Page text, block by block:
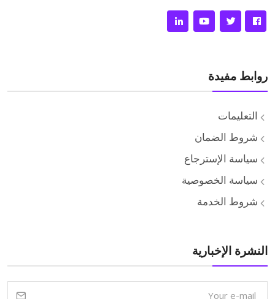
روابط مفيدة
التعليمات
شروط الضمان
سياسة الإسترجاع
سياسة الخصوصية
شروط الخدمة
النشرة الإخبارية